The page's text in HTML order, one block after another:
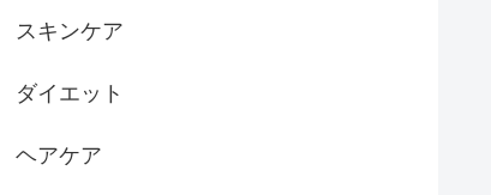
スキンケア
ダイエット
ヘアケア